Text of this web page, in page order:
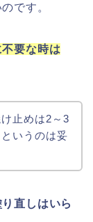
です。
要な時は
止めは2～3
いうのは妥
直しはいら